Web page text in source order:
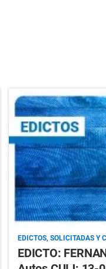
EDICTOS, SOLICITADAS Y
EDICTO: